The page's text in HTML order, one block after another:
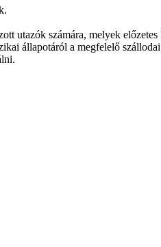
utazók számára, melyek
állapotáról a megfelelő